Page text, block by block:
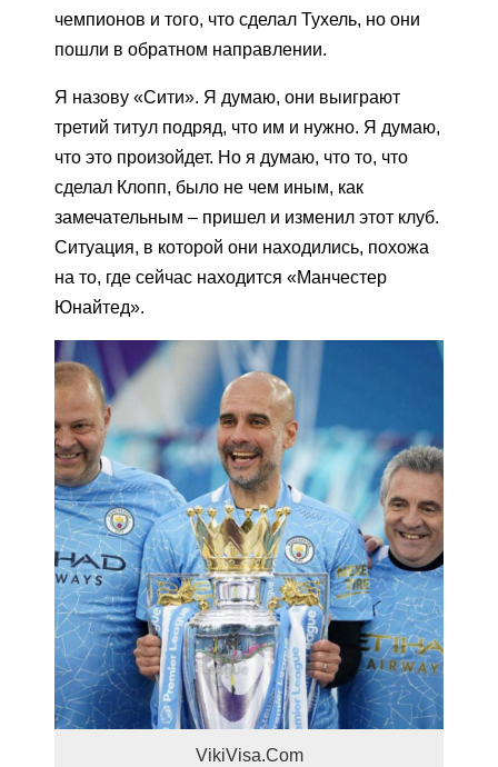
чемпионов и того, что сделал Тухель, но они
пошли в обратном направлении.
Я назову «Сити». Я думаю, они выиграют
третий титул подряд, что им и нужно. Я думаю,
что это произойдет. Но я думаю, что то, что
сделал Клопп, было не чем иным, как
замечательным – пришел и изменил этот клуб.
Ситуация, в которой они находились, похожа
на то, где сейчас находится «Манчестер
Юнайтед».
VikiVisa.Com